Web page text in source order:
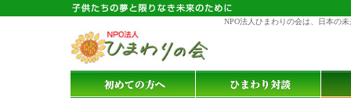
NPO法人ひまわりの会は、日本の